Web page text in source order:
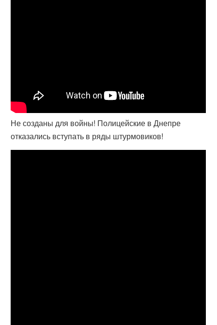
Не созданы для войны! Полицейские в Днепре
отказались вступать в ряды штурмовиков!